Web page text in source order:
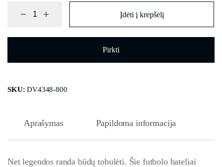
Įdėti į krepšelį
Pirkti
SKU:DV4348-800
Aprašymas Papildoma informacija
Net legendos randa būdų tobulėti. Šie futbolo bateliai